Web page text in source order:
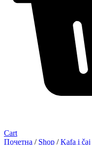
Cart
Почетна / Shop /Kafa i čaj